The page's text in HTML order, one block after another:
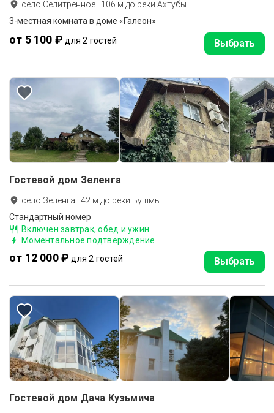
село Селитренное · 106 м до реки Ахтубы
3-местная комната в доме «Галеон»
от 5 100 ₽ для 2 гостей Выбрать
Гостевой дом Зеленга
село Зеленга ·42 м до реки Бушмы
Стандартный номер
Включен завтрак, обед и ужин
Моментальное подтверждение
от 12 000 ₽ для 2 гостей Выбрать
Гостевой дом Дача Кузьмича